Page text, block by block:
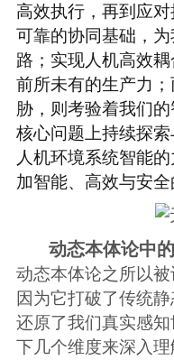
高效执行，再到应
可靠的协同基础，
路；实现人机高效
前所未有的生产力
胁，则考验着我们
核心问题上持续探
人机环境系统智能
加智能、高效与安全
动态本体论中
动态本体论之所以
因为它打破了传统静
还原了我们真实感
下几个维度来深入理